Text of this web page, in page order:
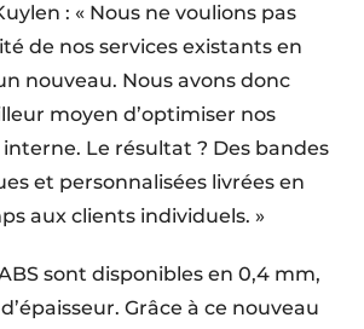
: « Nous ne voulions pas
de nos services existants en
nouveau. Nous avons donc
moyen d’optimiser nos
Le résultat ? Des bandes
et personnalisées livrées en
aux clients individuels. »
sont disponibles en 0,4 mm,
Grâce à ce nouveau